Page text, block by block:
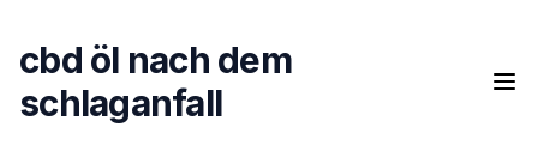
content
cbd öl nach dem
schlaganfall